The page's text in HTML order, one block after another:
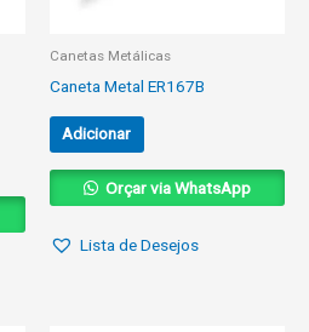
Canetas Metálicas
Caneta Metal ER167B
Adicionar
Orçar via WhatsApp
Lista de Desejos